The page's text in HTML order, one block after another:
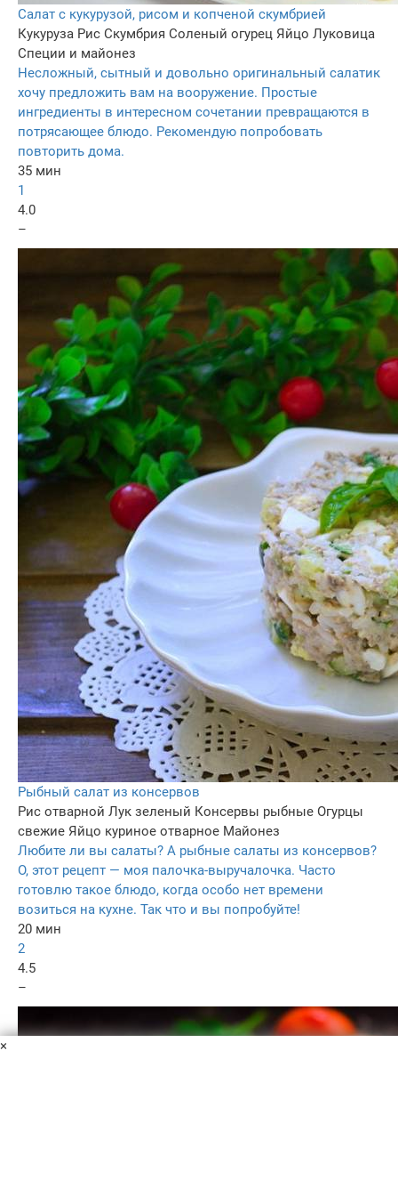
Салат с кукурузой, рисом и копченой скумбрией
Кукуруза Рис Скумбрия Соленый огурец Яйцо Луковица
Специи и майонез
Несложный, сытный и довольно оригинальный салатик
хочу предложить вам на вооружение. Простые
ингредиенты в интересном сочетании превращаются в
потрясающее блюдо. Рекомендую попробовать
повторить дома.
35 мин
1
4.0
–
Рыбный салат из консервов
Рис отварной Лук зеленый Консервы рыбные Огурцы
свежие Яйцо куриное отварное Майонез
Любите ли вы салаты? А рыбные салаты из консервов?
О, этот рецепт — моя палочка-выручалочка. Часто
готовлю такое блюдо, когда особо нет времени
возиться на кухне. Так что и вы попробуйте!
20 мин
2
4.5
–
×